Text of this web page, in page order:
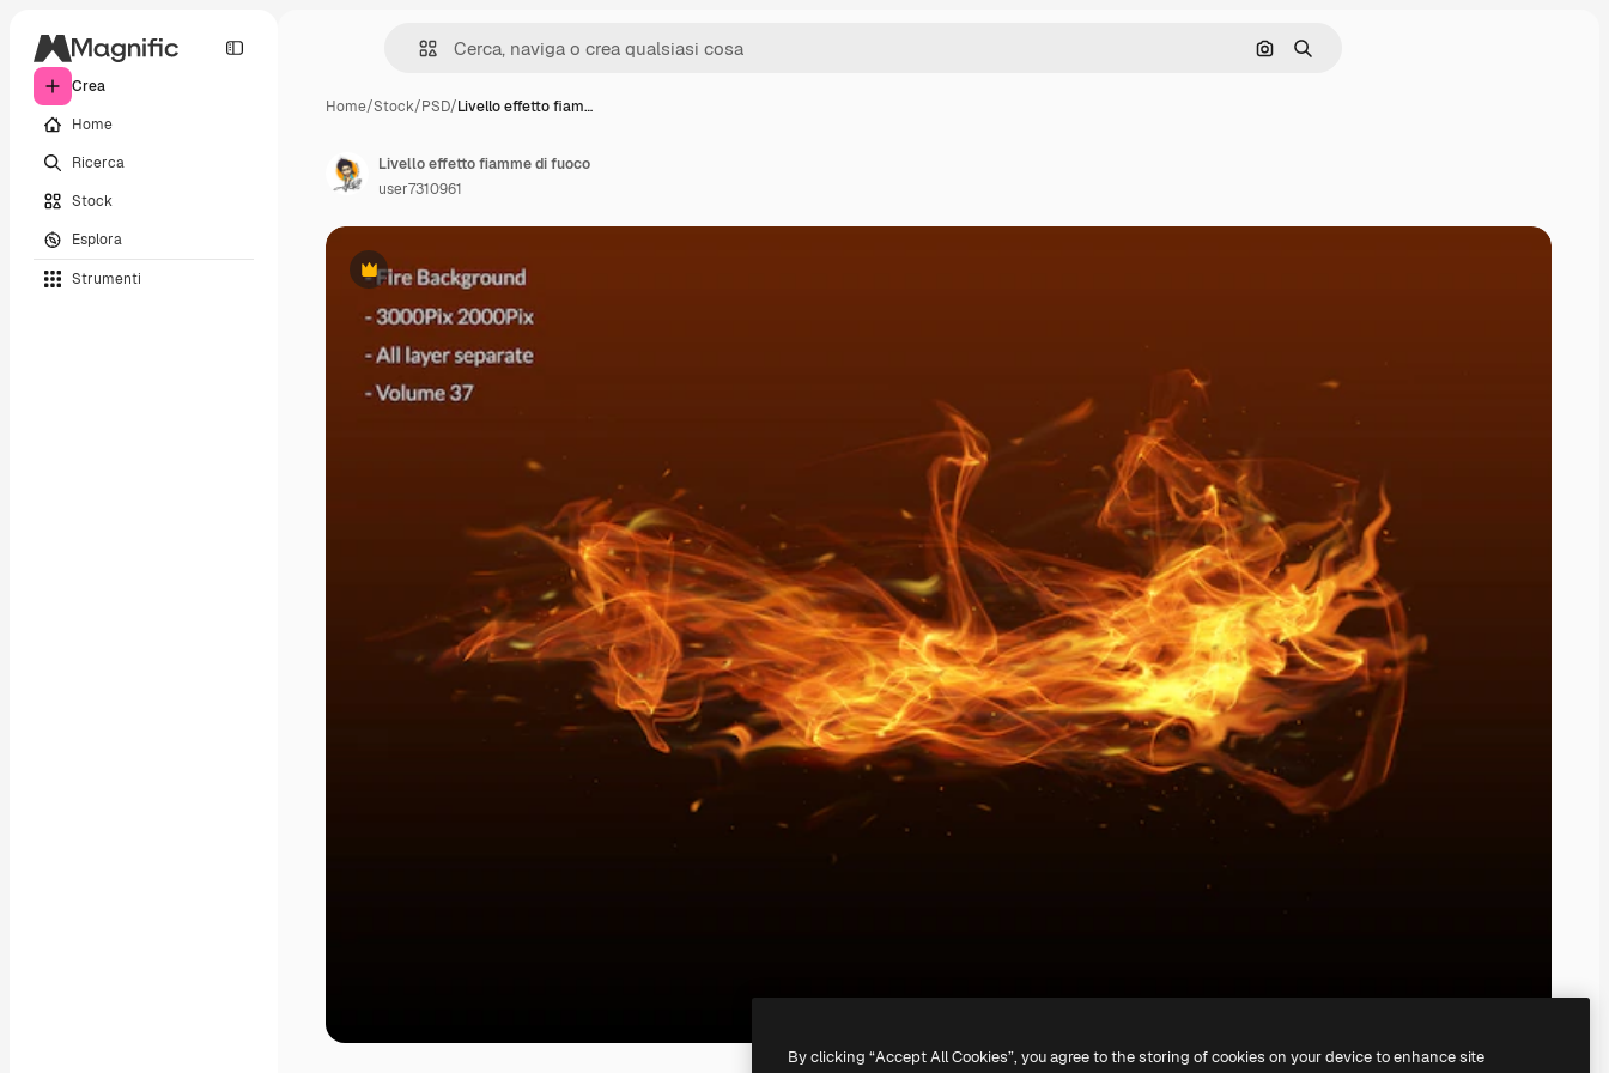
Crea
Home
Ricerca
Stock
Esplora
Strumenti
Cerca per immagine
Ricerca
Home/Stock/PSD/Livello effetto fiam…
Premium
Livello effetto fiamme di fuoco
user7310961
By clicking “Accept All Cookies”, you agree to the storing of cookies on your device to enhance site